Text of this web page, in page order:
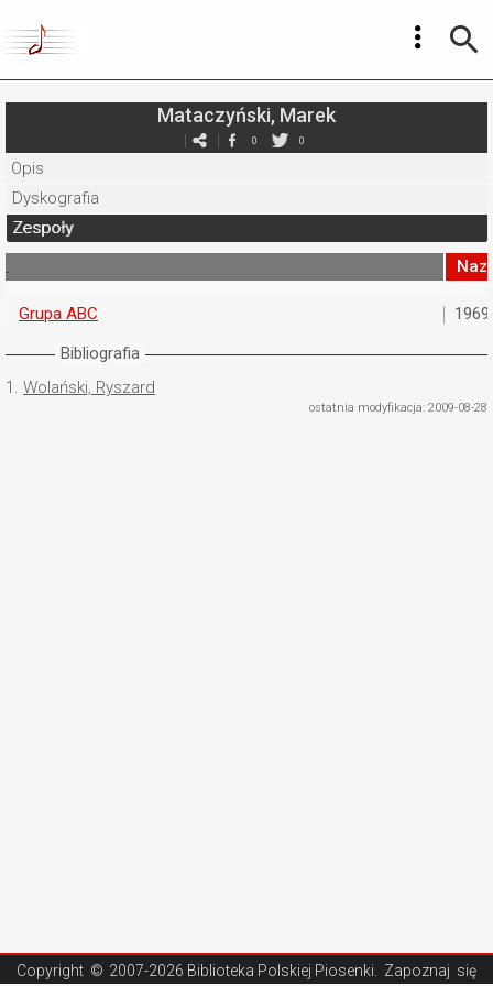
Mataczyński, Marek
0 0
Opis
Dyskografia
Zespoły
Grupa ABC
Bibliografia
1. Wolański, Ryszard
ostatnia modyfikacja: 2009-08-28
Copyright © 2007-2026 Biblioteka Polskiej Piosenki . Zapoznaj się